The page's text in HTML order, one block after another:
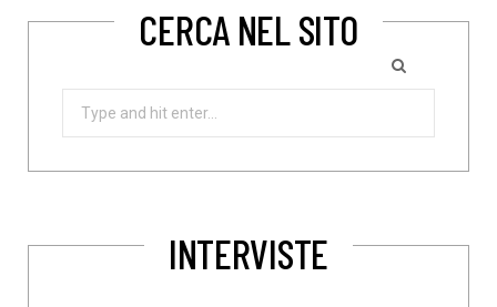
CERCA NEL SITO
Search
INTERVISTE